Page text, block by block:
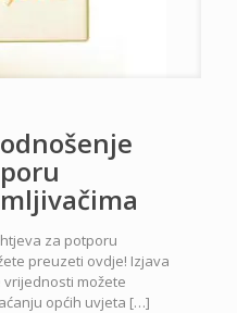
za potporu
preuzeti ovdje! Izjava
možete
općih uvjeta […]